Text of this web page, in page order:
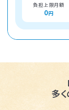
負担上限月額
0円
多